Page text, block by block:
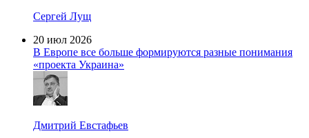
Сергей Лущ
20 июл 2026
В Европе все больше формируются разные понимания
«проекта Украина»
Дмитрий Евстафьев